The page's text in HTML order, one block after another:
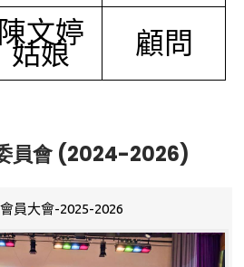
陳文婷
姑娘 顧問
員會 (2024-2026)
員大會-2025-2026